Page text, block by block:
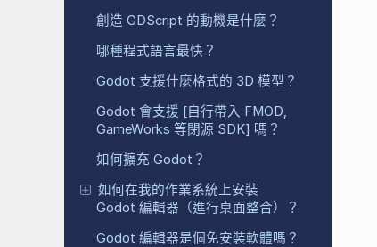
創造 GDScript 的動機是什麼？
哪種程式語言最快？
Godot 支援什麼格式的 3D 模型？
Godot 會支援 [自行帶入 FMOD,
GameWorks 等閉源 SDK] 嗎？
如何擴充 Godot？
如何在我的作業系統上安裝
Godot 編輯器（進行桌面整合）？
Godot 編輯器是個免安裝軟體嗎？